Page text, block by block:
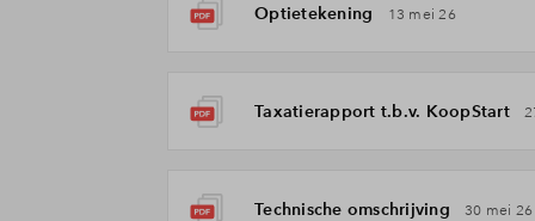
Optietekening 13 mei 26
Taxatierapport t.b.v. KoopStart
Technische omschrijving 30 mei 26